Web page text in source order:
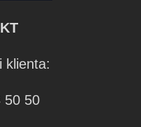
klienta:
50 50